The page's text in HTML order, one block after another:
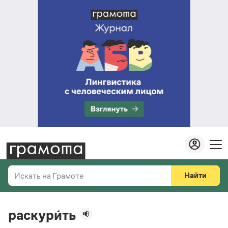
Искать на Грамоте
Справочная служба
Найти
раскури́ть